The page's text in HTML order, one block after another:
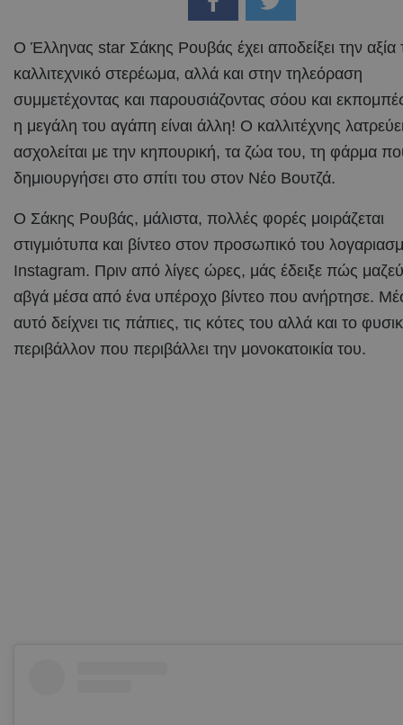
Ο Έλληνας star Σάκης Ρουβάς έχει αποδείξει την αξία
καλλιτεχνικό στερέωμα, αλλά και στην τηλεόραση
συμμετέχοντας και παρουσιάζοντας σόου και
η μεγάλη του αγάπη είναι άλλη! Ο καλλιτέχνης
ασχολείται με την κηπουρική, τα ζώα του, τη φάρμα
δημιουργήσει στο σπίτι του στον Νέο Βουτζά.
Ο Σάκης Ρουβάς, μάλιστα, πολλές φορές μοιράζεται
στιγμιότυπα και βίντεο στον προσωπικό του
Instagram. Πριν από λίγες ώρες, μάς έδειξε πώς
αβγά μέσα από ένα υπέροχο βίντεο που ανήρτησε.
αυτό δείχνει τις πάπιες, τις κότες του αλλά και το
περιβάλλον που περιβάλλει την μονοκατοικία του.